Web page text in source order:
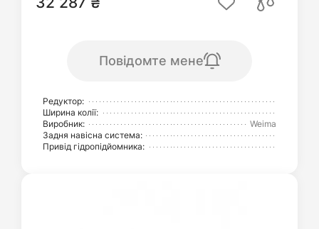
Повідомте мене
Редуктор:
Ширина колії:
Виробник:
Weima
Задня навісна система:
Привід гідропідйомника: